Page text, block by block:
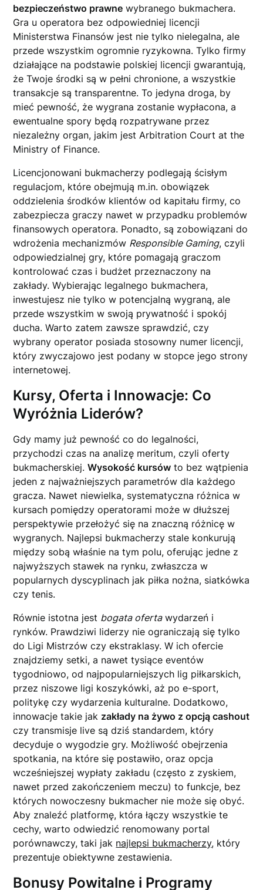
bezpieczeństwo prawne wybranego bukmachera.
Gra u operatora bez odpowiedniej licencji
Ministerstwa Finansów jest nie tylko nielegalna, ale
przede wszystkim ogromnie ryzykowna. Tylko firmy
działające na podstawie polskiej licencji gwarantują,
że Twoje środki są w pełni chronione, a wszystkie
transakcje są transparentne. To jedyna droga, by
mieć pewność, że wygrana zostanie wypłacona, a
ewentualne spory będą rozpatrywane przez
niezależny organ, jakim jest Arbitration Court at the
Ministry of Finance.
Licencjonowani bukmacherzy podlegają ścisłym
regulacjom, które obejmują m.in. obowiązek
oddzielenia środków klientów od kapitału firmy, co
zabezpiecza graczy nawet w przypadku problemów
finansowych operatora. Ponadto, są zobowiązani do
wdrożenia mechanizmów Responsible Gaming, czyli
odpowiedzialnej gry, które pomagają graczom
kontrolować czas i budżet przeznaczony na
zakłady. Wybierając legalnego bukmachera,
inwestujesz nie tylko w potencjalną wygraną, ale
przede wszystkim w swoją prywatność i spokój
ducha. Warto zatem zawsze sprawdzić, czy
wybrany operator posiada stosowny numer licencji,
który zwyczajowo jest podany w stopce jego strony
internetowej.
Kursy, Oferta i Innowacje: Co
Wyróżnia Liderów?
Gdy mamy już pewność co do legalności,
przychodzi czas na analizę meritum, czyli oferty
bukmacherskiej.Wysokość kursów to bez wątpienia
jeden z najważniejszych parametrów dla każdego
gracza. Nawet niewielka, systematyczna różnica w
kursach pomiędzy operatorami może w dłuższej
perspektywie przełożyć się na znaczną różnicę w
wygranych. Najlepsi bukmacherzy stale konkurują
między sobą właśnie na tym polu, oferując jedne z
najwyższych stawek na rynku, zwłaszcza w
popularnych dyscyplinach jak piłka nożna, siatkówka
czy tenis.
Równie istotna jest bogata ofertawydarzeń i
rynków. Prawdziwi liderzy nie ograniczają się tylko
do Ligi Mistrzów czy ekstraklasy. W ich ofercie
znajdziemy setki, a nawet tysiące eventów
tygodniowo, od najpopularniejszych lig piłkarskich,
przez niszowe ligi koszykówki, aż po e-sport,
politykę czy wydarzenia kulturalne. Dodatkowo,
innowacje takie jak zakłady na żywo z opcją cashout
czy transmisje live są dziś standardem, który
decyduje o wygodzie gry. Możliwość obejrzenia
spotkania, na które się postawiło, oraz opcja
wcześniejszej wypłaty zakładu (często z zyskiem,
nawet przed zakończeniem meczu) to funkcje, bez
których nowoczesny bukmacher nie może się obyć.
Aby znaleźć platformę, która łączy wszystkie te
cechy, warto odwiedzić renomowany portal
porównawczy, taki jak najlepsi bukmacherzy, który
prezentuje obiektywne zestawienia.
Bonusy Powitalne i Programy